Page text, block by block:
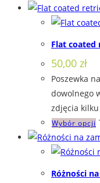
Flat coated
50,00 zł
Poszewka
dowolnego
zdjęcia
Wybór opcji
Różności